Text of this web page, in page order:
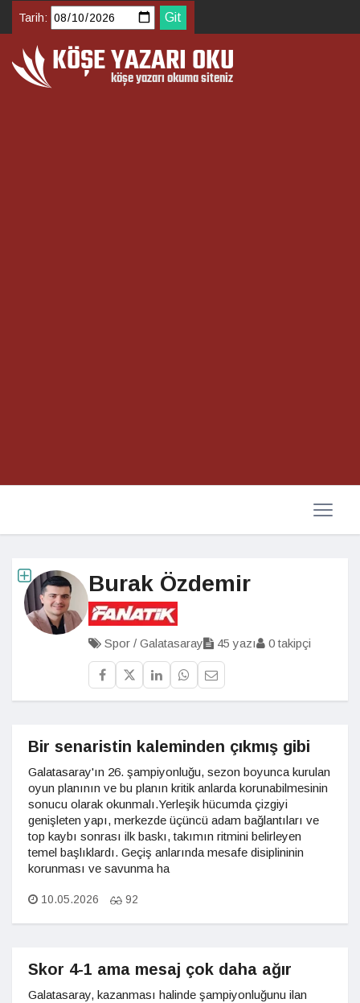
Tarih:
Burak Özdemir
Spor / Galatasaray 45 yazı 0 takipçi
Bir senaristin kaleminden çıkmış gibi
Galatasaray'ın 26. şampiyonluğu, sezon boyunca kurulan
oyun planının ve bu planın kritik anlarda korunabilmesinin
sonucu olarak okunmalı.Yerleşik hücumda çizgiyi
genişleten yapı, merkezde üçüncü adam bağlantıları ve
top kaybı sonrası ilk baskı, takımın ritmini belirleyen
temel başlıklardı. Geçiş anlarında mesafe disiplininin
korunması ve savunma ha
10.05.2026 92
Skor 4-1 ama mesaj çok daha ağır
Galatasaray, kazanması halinde şampiyonluğunu ilan